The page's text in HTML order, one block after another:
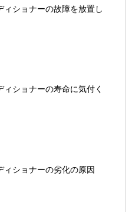
ショナーの故障を放置し
ショナーの寿命に気付く
ショナーの劣化の原因